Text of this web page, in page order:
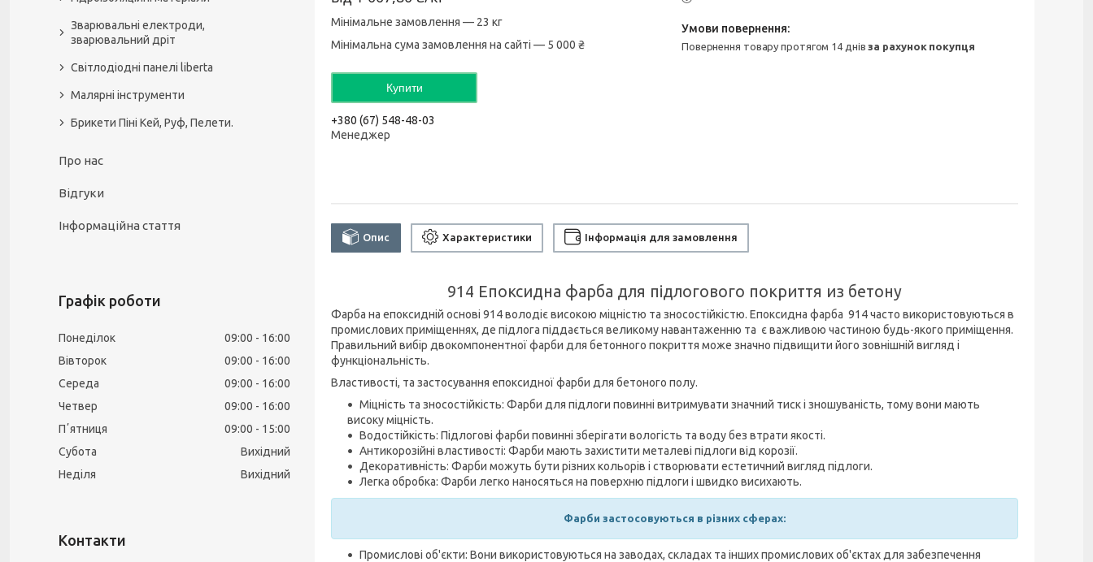
Мінімальне замовлення — 23 кг
Мінімальна сума замовлення на сайті — 5 000 ₴
Купити
+380 (67) 548-48-03
Менеджер
повернення товару протягом 14 днівза рахунок покупця
Опис Характеристики Інформація для замовлення
914 Епоксидна фарба для підлогового покриття из бетону
Фарба на епоксидній основі 914 володіє високою міцністю та зносостійкістю. Епоксидна фарба 914 часто використовуються в
промислових приміщеннях, де підлога піддається великому навантаженню та є важливою частиною будь-якого приміщення.
Правильний вибір двокомпонентної фарби для бетонного покриття може значно підвищити його зовнішній вигляд і
функціональність.
Властивості, та застосування епоксидної фарби для бетоного полу.
Міцність та зносостійкість: Фарби для підлоги повинні витримувати значний тиск і зношуваність, тому вони мають
високу міцність.
Водостійкість: Підлогові фарби повинні зберігати вологість та воду без втрати якості.
Антикорозійні властивості: Фарби мають захистити металеві підлоги від корозії.
Декоративність: Фарби можуть бути різних кольорів і створювати естетичний вигляд підлоги.
Легка обробка: Фарби легко наносяться на поверхню підлоги і швидко висихають.
Фарби застосовуються в різних сферах:
Промислові об'єкти: Вони використовуються на заводах, складах та інших промислових об'єктах для забезпечення
Зварювальні електроди,
зварювальний дріт
Світлодіодні панелі liberta
Малярні інструменти
Брикети Піні Кей, Руф, Пелети.
Про нас
Відгуки
Інформаційна стаття
Графік роботи
Понеділок 09:00
16:00
Вівторок
09:00
16:00
Середа
09:00
16:00
Четвер
09:00
16:00
Пʼятниця
09:00
15:00
Субота
Вихідний
Неділя
Вихідний